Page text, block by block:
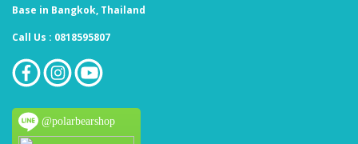
Base in Bangkok, Thailand
Call Us : 0818595807
@polarbearshop